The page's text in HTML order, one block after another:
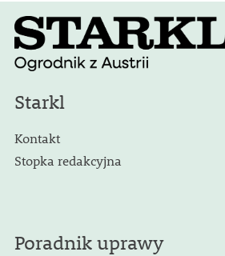
Starkl
Kontakt
Stopka redakcyjna
Poradnik uprawy